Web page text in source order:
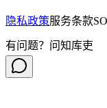
隐私政策服务条款
有问题？问知库吏